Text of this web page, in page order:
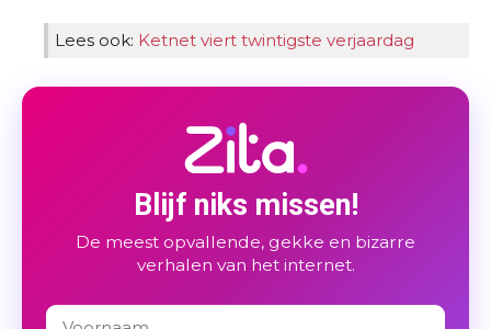
Lees ook: Ketnet viert twintigste verjaardag
Blijf niks missen!
De meest opvallende, gekke en bizarre
verhalen van het internet.